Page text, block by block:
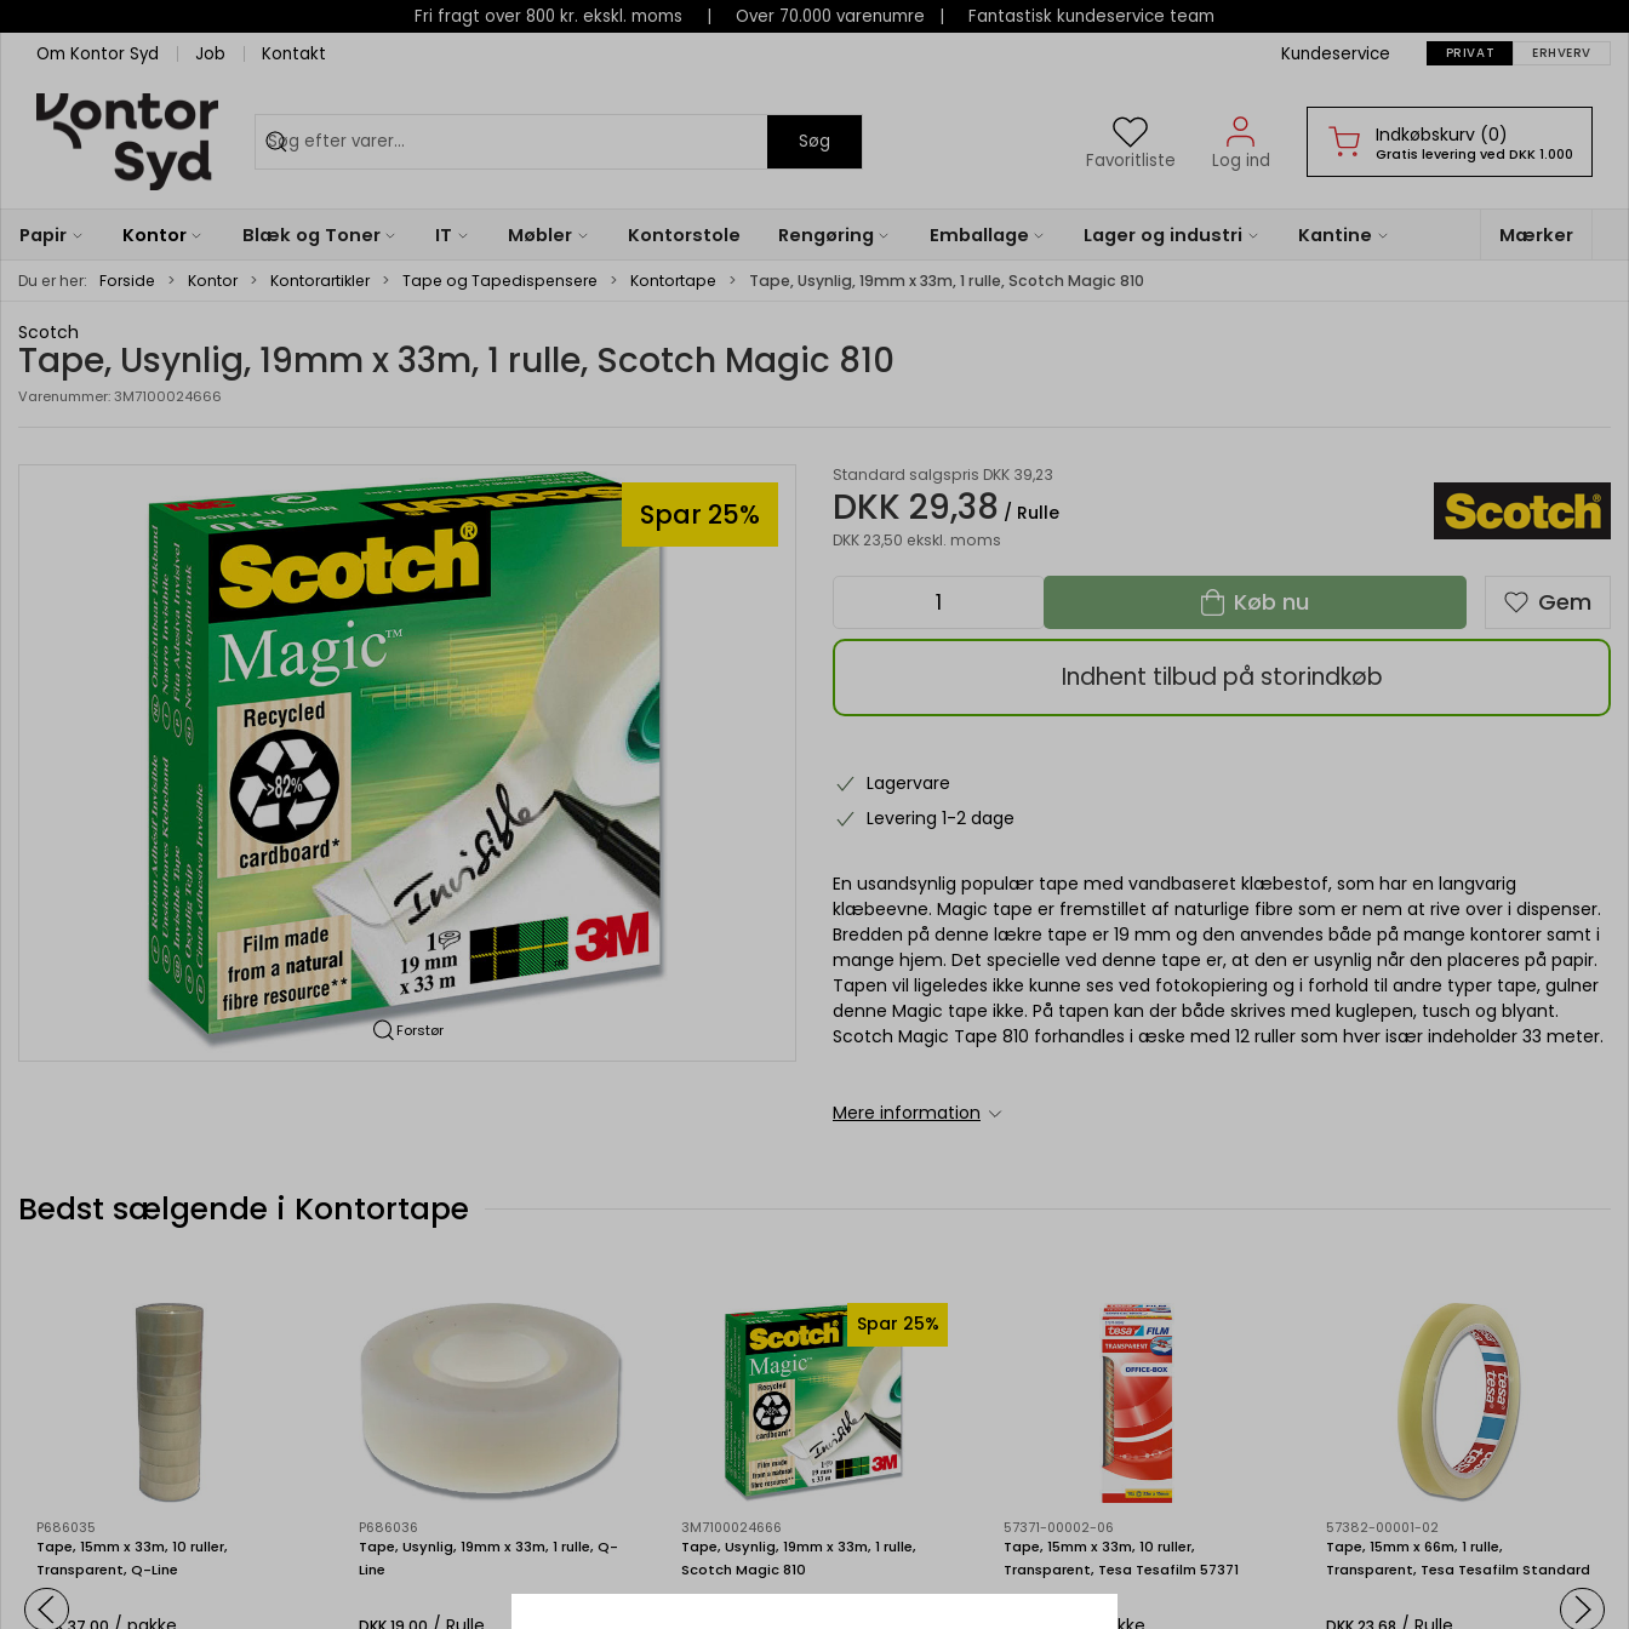
Fri fragt over 800 kr. ekskl. moms | Over 70.000 varenumre | Fantastisk kundeservice team
Om Kontor Syd
Job Kontakt Kundeservice PRIVAT ERHVERV
Søg
Favoritliste
Log ind
Indkøbskurv (0)
Gratis levering ved DKK 1.000
Papir Kontor Blæk og Toner IT Møbler Kontorstole Rengøring Emballage Lager og industri Kantine Mærker
Du er her: Forside Kontor Kontorartikler Tape og Tapedispensere Kontortape Tape, Usynlig, 19mm x 33m, 1 rulle, Scotch Magic 810
Scotch
Tape, Usynlig, 19mm x 33m, 1 rulle, Scotch Magic 810
Varenummer:3M7100024666
Forstør
Spar 25%
Standard salgspris DKK 39,23
DKK 29,38 / Rulle
DKK 23,50 ekskl. moms
Køb nu Gem
Indhent tilbud på storindkøb
Lagervare
Levering 1-2 dage
En usandsynlig populær tape med vandbaseret klæbestof, som har en langvarig
klæbeevne. Magic tape er fremstillet af naturlige fibre som er nem at rive over i dispenser.
Bredden på denne lækre tape er 19 mm og den anvendes både på mange kontorer samt i
mange hjem. Det specielle ved denne tape er, at den er usynlig når den placeres på papir.
Tapen vil ligeledes ikke kunne ses ved fotokopiering og i forhold til andre typer tape, gulner
denne Magic tape ikke. På tapen kan der både skrives med kuglepen, tusch og blyant.
Scotch Magic Tape 810 forhandles i æske med 12 ruller som hver især indeholder 33 meter.
Mere information
Bedst sælgende i Kontortape
P686035
Tape, 15mm x 33m, 10 ruller,
Transparent, Q-Line
P686036
Tape, Usynlig, 19mm x 33m, 1 rulle, Q-
Line
Spar 25%
3M7100024666
Tape, Usynlig, 19mm x 33m, 1 rulle,
Scotch Magic 810
57371-00002-06
Tape, 15mm x 33m, 10 ruller,
Transparent, Tesa Tesafilm 57371
57382-00001-02
Tape, 15mm x 66m, 1 rulle,
Transparent, Tesa Tesafilm Standard